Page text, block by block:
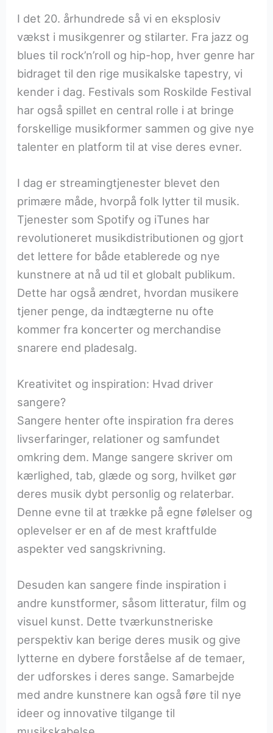
I det 20. århundrede så vi en eksplosiv
vækst i musikgenrer og stilarter. Fra jazz og
blues til rock’n’roll og hip-hop, hver genre har
bidraget til den rige musikalske tapestry, vi
kender i dag. Festivals som Roskilde Festival
har også spillet en central rolle i at bringe
forskellige musikformer sammen og give nye
talenter en platform til at vise deres evner.
I dag er streamingtjenester blevet den
primære måde, hvorpå folk lytter til musik.
Tjenester som Spotify og iTunes har
revolutioneret musikdistributionen og gjort
det lettere for både etablerede og nye
kunstnere at nå ud til et globalt publikum.
Dette har også ændret, hvordan musikere
tjener penge, da indtægterne nu ofte
kommer fra koncerter og merchandise
snarere end pladesalg.
Kreativitet og inspiration: Hvad driver
sangere?
Sangere henter ofte inspiration fra deres
livserfaringer, relationer og samfundet
omkring dem. Mange sangere skriver om
kærlighed, tab, glæde og sorg, hvilket gør
deres musik dybt personlig og relaterbar.
Denne evne til at trække på egne følelser og
oplevelser er en af de mest kraftfulde
aspekter ved sangskrivning.
Desuden kan sangere finde inspiration i
andre kunstformer, såsom litteratur, film og
visuel kunst. Dette tværkunstneriske
perspektiv kan berige deres musik og give
lytterne en dybere forståelse af de temaer,
der udforskes i deres sange. Samarbejde
med andre kunstnere kan også føre til nye
ideer og innovative tilgange til